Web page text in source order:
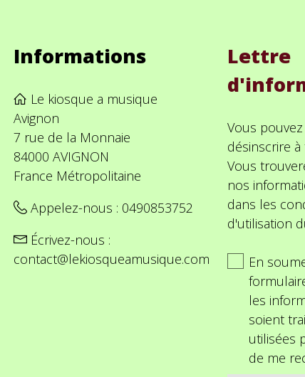
Informations
Le kiosque a musique
Avignon
7 rue de la Monnaie
84000 AVIGNON
France Métropolitaine
Appelez-nous : 0490853752
Écrivez-nous :
contact@lekiosqueamusique.com
Lettre
Vous
désinscrire
Vous
nos
dans les
d'utilisation
En
les
soient
utilisées
de me